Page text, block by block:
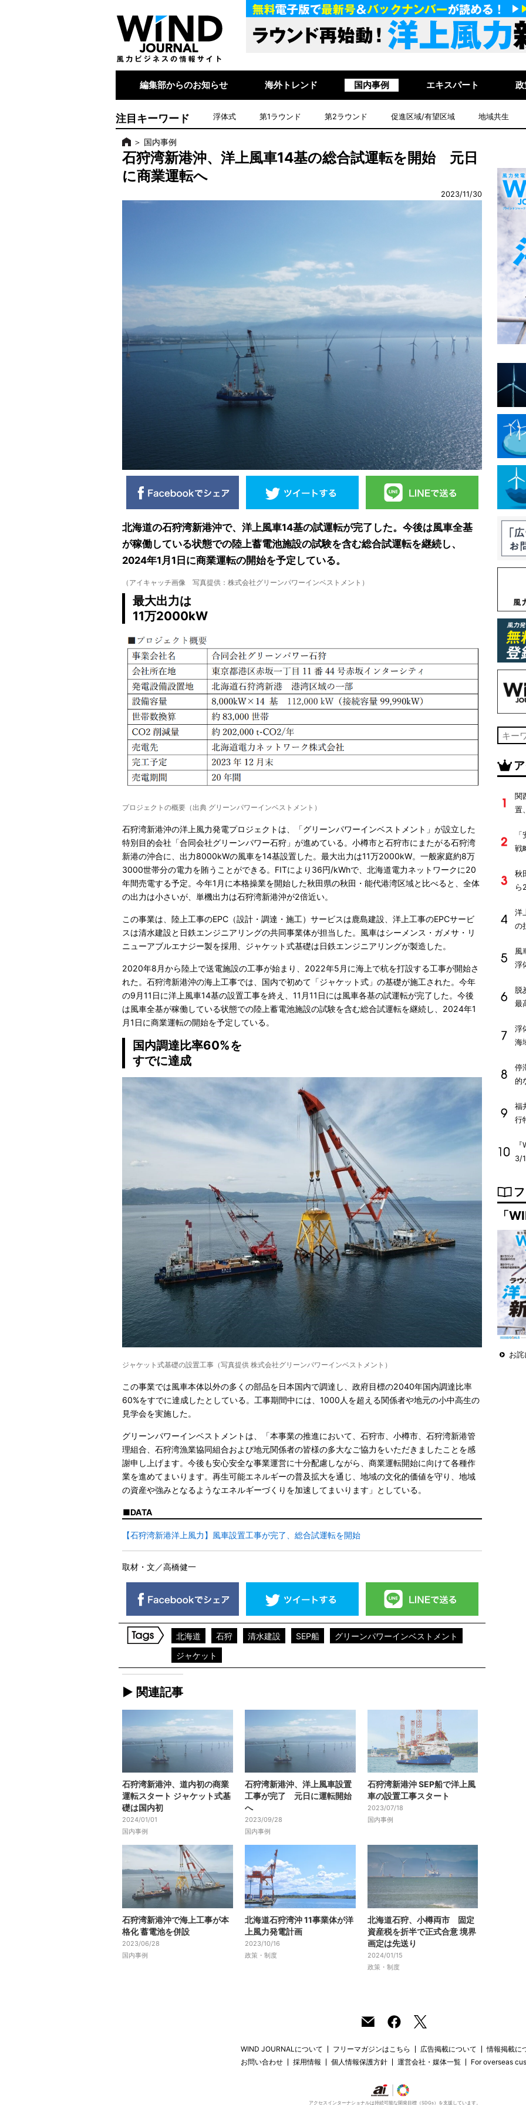
編集部からのお知らせ 海外トレンド 国内事例 エキスパート
注目キーワード 浮体式 第1ラウンド 第2ラウンド 促進区域/有望区域 地域共生
＞ 国内事例
石狩湾新港沖、洋上風車14基の総合試運転を開始 元日
に商業運転へ
2023/11/30
北海道の石狩湾新港沖で、洋上風車14基の試運転が完了した。今後は風車全基
が稼働している状態での陸上蓄電池施設の試験を含む総合試運転を継続し、
2024年1月1日に商業運転の開始を予定している。
（アイキャッチ画像 写真提供：株式会社グリーンパワーインベストメント）
最大出力は
11万2000kW
プロジェクトの概要（出典 グリーンパワーインベストメント）
石狩湾新港沖の洋上風力発電プロジェクトは、「グリーンパワーインベストメント」が設立した
特別目的会社「合同会社グリーンパワー石狩」が進めている。小樽市と石狩市にまたがる石狩湾
新港の沖合に、出力8000kWの風車を14基設置した。最大出力は11万2000kW。一般家庭約8万
3000世帯分の電力を賄うことができる。FITにより36円/kWhで、北海道電力ネットワークに20
年間売電する予定。今年1月に本格操業を開始した秋田県の秋田・能代港湾区域と比べると、全体
の出力は小さいが、単機出力は石狩湾新港沖が2倍近い。
この事業は、陸上工事のEPC（設計・調達・施工）サービスは鹿島建設、洋上工事のEPCサービ
スは清水建設と日鉄エンジニアリングの共同事業体が担当した。風車はシーメンス・ガメサ・リ
ニューアブルエナジー製を採用、ジャケット式基礎は日鉄エンジニアリングが製造した。
2020年8月から陸上で送電施設の工事が始まり、2022年5月に海上で杭を打設する工事が開始さ
れた。石狩湾新港沖の海上工事では、国内で初めて「ジャケット式」の基礎が施工された。今年
の9月11日に洋上風車14基の設置工事を終え、11月11日には風車各基の試運転が完了した。今後
は風車全基が稼働している状態での陸上蓄電池施設の試験を含む総合試運転を継続し、2024年1
月1日に商業運転の開始を予定している。
国内調達比率60%を
すでに達成
ジャケット式基礎の設置工事（写真提供 株式会社グリーンパワーインベストメント）
この事業では風車本体以外の多くの部品を日本国内で調達し、政府目標の2040年国内調達比率
60%をすでに達成したとしている。工事期間中には、1000人を超える関係者や地元の小中高生の
見学会を実施した。
グリーンパワーインベストメントは、「本事業の推進において、石狩市、小樽市、石狩湾新港管
理組合、石狩湾漁業協同組合および地元関係者の皆様の多大なご協力をいただきましたことを感
謝申し上げます。今後も安心安全な事業運営に十分配慮しながら、商業運転開始に向けて各種作
業を進めてまいります。再生可能エネルギーの普及拡大を通じ、地域の文化的価値を守り、地域
の資産や強みとなるようなエネルギーづくりを加速してまいります」としている。
DATA
【石狩湾新港洋上風力】風車設置工事が完了、総合試運転を開始
取材・文／高橋健一
北海道 石狩 清水建設 SEP船
グリーンパワーインベストメント
ジャケット
► 関連記事
石狩湾新港沖、道内初の商業
運転スタート ジャケット式基
礎は国内初
2024/01/01
国内事例
石狩湾新港沖、洋上風車設置
工事が完了 元日に運転開始
へ
2023/09/28
国内事例
石狩湾新港沖 SEP船で洋上風
車の設置工事スタート
2023/07/18
国内事例
石狩湾新港沖で海上工事が本
格化 蓄電池を併設
2023/06/28
国内事例
北海道石狩湾沖 11事業体が洋
上風力発電計画
2023/10/16
政策・制度
北海道石狩、小樽両市 固定
資産税を折半で正式合意 境界
画定は先送り
2024/01/15
政策・制度
関
置
戦
秋
ら
洋
の
風
浮
脱
最
浮
海
停
的
福
行
3/
「
お
WIND JOURNALについて フリーマガジンはこちら 広告掲載について
情報掲載に
お問い合わせ
採用情報 個人情報保護方針 運営会社・媒体一覧 For overseas
アクセスインターナショナルは持続可能な開発目標（SDGs）を支援しています。